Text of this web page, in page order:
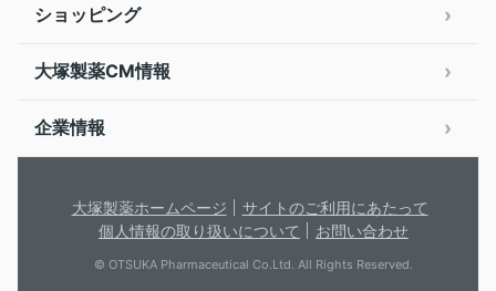
ショッピング
大塚製薬CM情報
企業情報
大塚製薬ホームページ
サイトのご利用にあたって
個人情報の取り扱いについて
お問い合わせ
© OTSUKA Pharmaceutical Co.Ltd. All Rights Reserved.